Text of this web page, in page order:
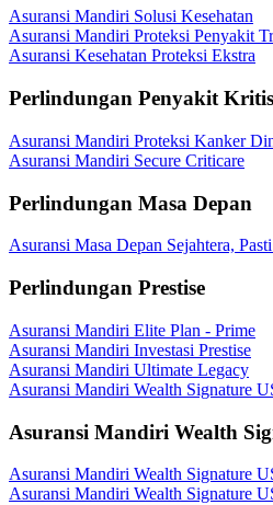
Asuransi Mandiri Solusi Kesehatan
Asuransi Mandiri Proteksi Penyakit
Asuransi Kesehatan Proteksi Ekstra
Perlindungan Penyakit Kritis
Asuransi Mandiri Proteksi Kanker
Asuransi Mandiri Secure Criticare
Perlindungan Masa Depan
Asuransi Masa Depan Sejahtera,
Perlindungan Prestise
Asuransi Mandiri Elite Plan - Prime
Asuransi Mandiri Investasi Prestise
Asuransi Mandiri Ultimate Legacy
Asuransi Mandiri Wealth Signature
Asuransi Mandiri Wealth
Asuransi Mandiri Wealth Signature
Asuransi Mandiri Wealth Signature